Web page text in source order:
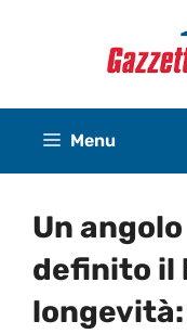
Menu
Un
definito il